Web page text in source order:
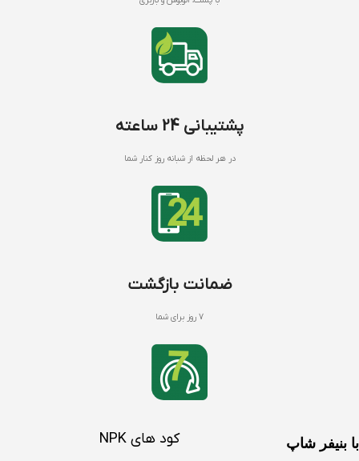
پشتیبانی 24 ساعته
در هر لحظه از شبانه روز کنار شما
ضمانت بازگشت
7 روز برای شما
با بنیفر شاپ کود های NPK